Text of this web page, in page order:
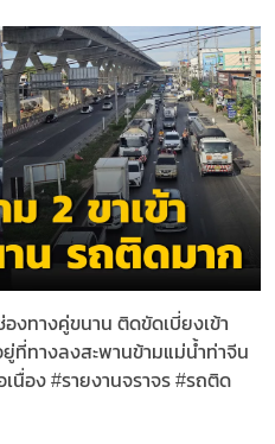
งทางคู่ขนาน ติดขัดเบี่ยงเข้า
ที่ทางลงสะพานข้ามแม่น้ำท่าจีน
นื่อง #รายงานจราจร #รถติด